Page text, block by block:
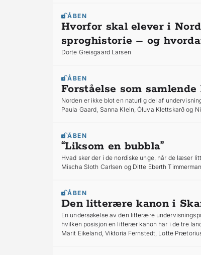
ÅBEN
Hvorfor skal elever i
sproghistorie – og
Dorte Greisgaard Larsen
ÅBEN
Forståelse som
Norden er ikke blot en naturlig del af
Paula Gaard, Sanna Klein, Óluva Klettskarð og
ÅBEN
“Liksom en bubbla”
Hvad sker der i de nordiske unge, når de læser
Mischa Sloth Carlsen og Ditte Eberth
ÅBEN
Den litterære kanon i
En undersøkelse av den litterære
hvilken posisjon en litterær kanon har i de tre
Marit Eikeland, Viktoria Fernstedt, Lotte